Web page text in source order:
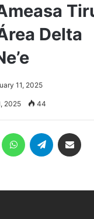
Delta
11, 2025
2025 44